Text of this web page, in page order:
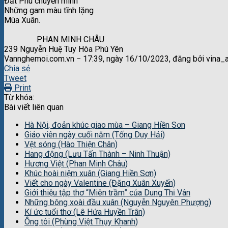
Những gam màu tĩnh lặng
Mùa Xuân.
PHAN MINH CHÂU
239 Nguyễn Huệ Tuy Hòa Phú Yên
Vannghemoi.com.vn − 17:39, ngày 16/10/2023, đăng bởi
Chia sẻ
Tweet
Print
Từ khóa:
Bài viết liên quan
Hà Nội, đoản khúc giao mùa – Giang Hiền Sơn
Giáo viên ngày cuối năm (Tống Duy Hải)
Vệt sóng (Hào Thiện Chân)
Hang động (Lưu Tấn Thành – Ninh Thuận)
Hương Việt (Phan Minh Châu)
Khúc hoài niệm xuân (Giang Hiền Sơn)
Viết cho ngày Valentine (Đặng Xuân Xuyến)
Giới thiệu tập thơ “Miên trầm” của Dung Thị Vân
Những bông xoài đầu xuân (Nguyễn Nguyên Phượng)
Kí ức tuổi thơ (Lê Hứa Huyền Trân)
Ông tôi (Phùng Việt Thụy Khanh)